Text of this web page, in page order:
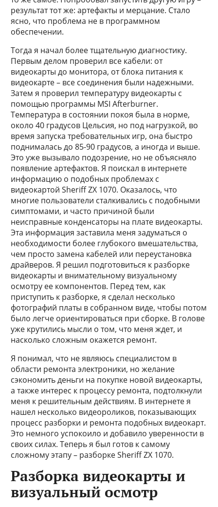
результат тот же: артефакты и мерцание. Стало
ясно, что проблема не в программном
обеспечении.
Тогда я начал более тщательную диагностику.
Первым делом проверил все кабели: от
видеокарты до монитора, от блока питания к
видеокарте – все соединения были надежными.
Затем я проверил температуру видеокарты с
помощью программы MSI Afterburner.
Температура в состоянии покоя была в норме,
около 40 градусов Цельсия, но под нагрузкой, во
время запуска требовательных игр, она быстро
поднималась до 85-90 градусов, а иногда и выше.
Это уже вызывало подозрение, но не объясняло
появление артефактов. Я поискал в интернете
информацию о подобных проблемах с
видеокартой Sheriff ZX 1070. Оказалось, что
многие пользователи сталкивались с подобными
симптомами, и часто причиной были
неисправные конденсаторы на плате видеокарты.
Эта информация заставила меня задуматься о
необходимости более глубокого вмешательства,
чем просто замена кабелей или переустановка
драйверов. Я решил подготовиться к разборке
видеокарты и внимательному визуальному
осмотру ее компонентов. Перед тем, как
приступить к разборке, я сделал несколько
фотографий платы в собранном виде, чтобы потом
было легче ориентироваться при сборке. В голове
уже крутились мысли о том, что меня ждет, и
насколько сложным окажется ремонт.
Я понимал, что не являюсь специалистом в
области ремонта электроники, но желание
сэкономить деньги на покупке новой видеокарты,
а также интерес к процессу ремонта, подтолкнули
меня к решительным действиям. В интернете я
нашел несколько видеороликов, показывающих
процесс разборки и ремонта подобных видеокарт.
Это немного успокоило и добавило уверенности в
своих силах. Теперь я был готов к самому
сложному этапу – разборке Sheriff ZX 1070.
Разборка видеокарты и
визуальный осмотр